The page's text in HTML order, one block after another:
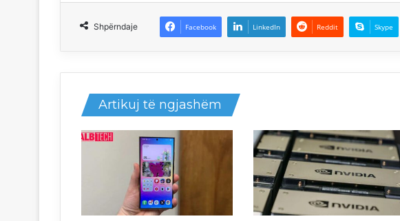
Shpërndaje Facebook LinkedIn Reddit Skype
Artikuj të ngjashëm